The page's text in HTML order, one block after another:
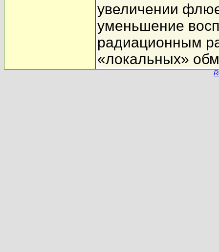
увеличении
уменьшение
радиационным
«локальных»